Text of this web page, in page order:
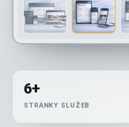
6+
STRÁNKY SLUŽEB